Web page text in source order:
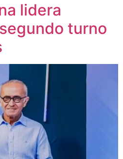
lidera
turno